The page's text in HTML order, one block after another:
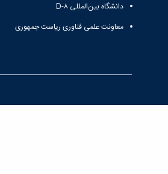
دانشگاه بین‌المللی D-۸
معاونت علمی فناوری ریاست جمهوری